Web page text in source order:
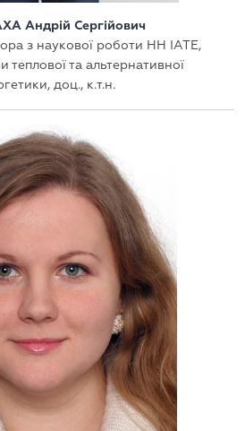
Андрій Сергійович
з наукової роботи НН ІАТЕ,
теплової та альтернативної
доц., к.т.н.